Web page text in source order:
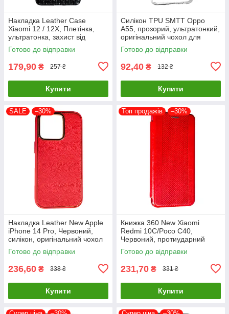
Накладка Leather Case
Xiaomi 12 / 12X, Плетінка,
ультратонка, захист від
подряпин і пилу
Готово до відправки
179,90 ₴ 257 ₴
Купити
Силікон TPU SMTT Oppo
A55, прозорий, ультратонкий,
оригінальний чохол для
захисту смартфона
Готово до відправки
92,40 ₴ 132 ₴
Купити
SALE –30%
Накладка Leather New Apple
iPhone 14 Pro, Червоний,
силікон, оригінальний чохол
Готово до відправки
236,60 ₴ 338 ₴
Купити
Топ продажів –30%
Книжка 360 New Xiaomi
Redmi 10C/Poco C40,
Червоний, протиударний
чохол з екокожі
Готово до відправки
231,70 ₴ 331 ₴
Купити